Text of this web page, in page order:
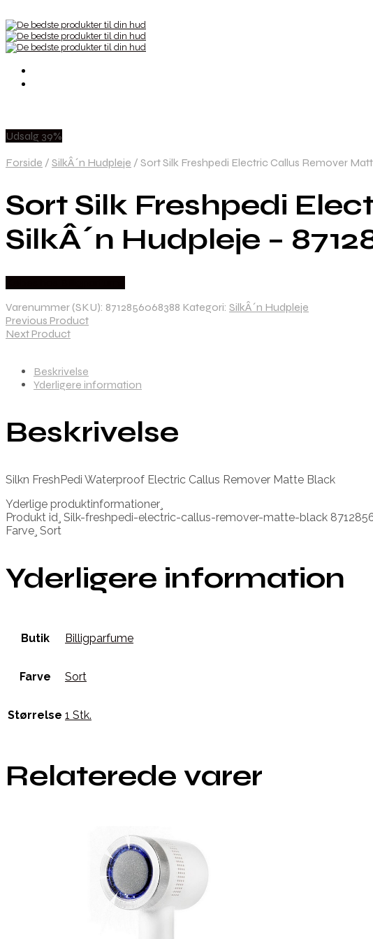
Udsalg 39%
Forside / SilkÂ´n Hudpleje / Sort Silk Freshpedi Electric Callus Remover
Sort Silk Freshpedi
SilkÂ´n Hudpleje –
Varenummer (SKU): 8712856068388 Kategori: SilkÂ´n Hudpleje
Previous Product
Next Product
Beskrivelse
Yderligere information
Beskrivelse
Silkn FreshPedi Waterproof Electric Callus Remover Matte Black
Yderlige produktinformationer¸
Produkt id¸ Silk-freshpedi-electric-callus-remover-matte-black
Farve¸ Sort
Yderligere information
Butik Billigparfume
Farve Sort
Størrelse 1 Stk.
Relaterede varer